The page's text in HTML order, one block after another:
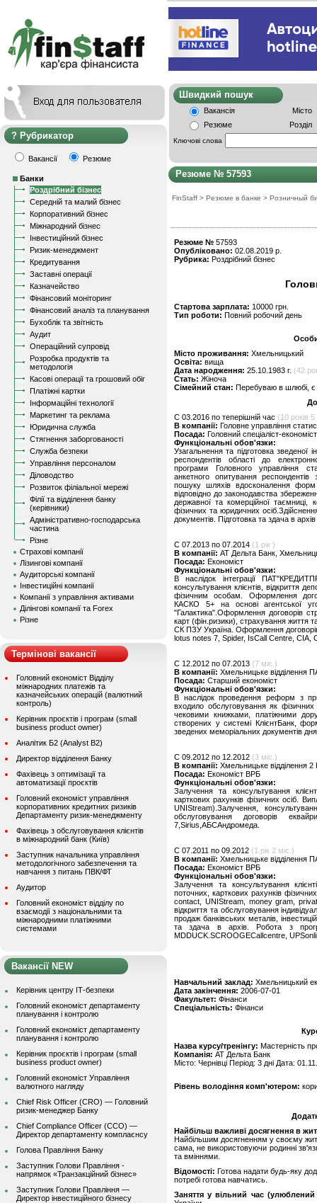
Рубрикатор
Вакансії Резюме
Банки
Роздрібний бізнес
Середній та малий бізнес
Корпоративний бізнес
Міжнародний бізнес
Інвестиційний бізнес
Ризик-менеджмент
Кредитування
Заставні операції
Казначейство
Фінансовий моніторинг
Фінансовий аналіз та планування
Бухоблік та звітність
Аудит
Операційний супровід
Розробка продуктів та
методологія
Касові операції та грошовий обіг
Платіжні картки
Інформаційні технології
Маркетинг та реклама
Юридична служба
Стягнення заборгованості
Служба безпеки
Управління персоналом
Діловодство
Розвиток філіальної мережі
Філії та відділення банку
(керівники)
Адміністративно-господарська
частина
Різне
Страхові компанії
Лізингові компанії
Аудиторські компанії
Інвестиційні компанії
Компанії з управління активами
Ділінгові компанії та Forex
Різне
Термінові вакансії
Головний економіст Відділу
міжнародних платежів та
казначейських операцій (валютний
контроль)
Керівник проєктів і програм (small
business product owner)
Аналітик Б2 (Analyst B2)
Директор відділення Банку
Фахівець з оптимізації та
автоматизації проєктів
Головний економіст управління
корпоративних кредитних ризиків
Департаменту ризик-менеджменту
Фахівець з обслуговування клієнтів
в міжнародний банк (Київ)
Заступник начальника управління
методологічного забезпечення та
навчання з питань ПВК/ФТ
Аудитор
Головний економіст відділу по
взаємодії з національними та
міжнародними платіжними
системами
Вакансії NEW
Керівник центру ІТ-безпеки
Головний економіст департаменту
планування і контролю
Головний економіст департаменту
планування і контролю
Керівник проєктів і програм (small
business product owner)
Головний економіст Управління
валютного нагляду
Chief Risk Officer (CRO) — Головний
ризик-менеджер Банку
Chief Compliance Officer (CCO) —
Директор департаменту комплаєнсу
Голова Правління Банку
Заступник Голови Правління -
напрямок «Транзакційний бізнес»
Заступник Голови Правління —
Директор інвестиційного бізнесу
Швидкий
Вакансія
Місто
Резюме
Розділ
Ключові слова
Резюме № 57593
FinStaff > Резюме в банке > Розничный
Резюме № 57593
Опубліковано: 02.08.2019 р.
Рубрика: Роздрібний бізнес
Стартова зарплата: 10000 грн.
Тип роботи: Повний робочий день
Місто проживання: Хмельницький
Освіта: вища
Дата народження: 25.10.1983 г. (42
Стать: Жіноча
Сімейний стан: Перебуваю в шлюбі, є
C 03.2016 по теперішній час (10 років 5
В компанії: Головне управління
Посада: Головний спеціаліст-
Функціональні обов'язки:
Узагальнення та підготовка
респондентів області до
програми Головного управління
анкетного опитування
пошуку шляхів вдосконалення форм
відповідно до законодавства
державної та комерційної таємниці,
фізичних та юридичних
документів. Підготовка та здача в
C 07.2013 по 07.2014 (1 рік )
В компанії: АТ Дельта Банк,
Посада: Економіст
Функціональні обов'язки:
В наслідок інтеграції
консультування клієнтів, відкриття
фізичним особам. Оформлення
КАСКО 5+ на основі агентської
"Галактика".Оформлення договорів
карт (фін.ризики), страхування життя
СК ПЗУ Україна. Оформлення
lotus notes 7, Spider, IsCall Centre,
C 12.2012 по 07.2013 (7 міс.)
В компанії: Хмельницьке відділення
Посада: Старший економіст
Функціональні обов'язки:
В наслідок проведення реформ з
входило обслуговування як
чековими книжками, платіжними
створених у системі КлієнтБанк,
зведених меморіальних документів дня
C 09.2012 по 12.2012 (3 міс.)
В компанії: Хмельницьке відділення
Посада: Економіст ВРБ
Функціональні обов'язки:
Залучення та консультування
карткових рахунків фізичних осіб.
UNIStream).Залучення,
обслуговування договорів
7,Sirius,АБСАндромеда.
C 07.2011 по 09.2012 (1 рік 2 міс.)
В компанії: Хмельницьке відділення
Посада: Економіст ВРБ
Функціональні обов'язки:
Залучення та консультування
поточних, карткових рахунків
contact, UNIStream, money gram,
відкриття та обслуговування
продаж банківських металів,
та здача в архів. Робота з
MDDUCK.SCROOGECallcentre,
Навчальний заклад: Хмельницький
Дата закінчення: 2006-07-01
Факультет: Фінанси
Спеціальність: Фінанси
Назва курсу/тренінгу: Мастерність
Компанія: АТ Дельта Банк
Місто: Чернівці Період: 3 дні Дата:
Рівень володіння комп'ютером:
Найбільш важливі досягнення в
Найбільшим досягненням у своєму
сама, не використовуючи родинні
та вміннями.
Відомості: Готова надати будь-яку
потребі готова навчатись.
Заняття у вільний час